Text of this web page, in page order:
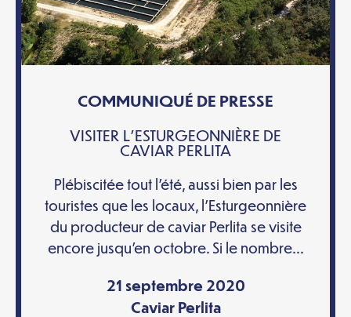
COMMUNIQUÉ DE PRESSE
VISITER L’ESTURGEONNIÈRE DE
CAVIAR PERLITA
Plébiscitée tout l’été, aussi bien par les
touristes que les locaux, l’Esturgeonnière
du producteur de caviar Perlita se visite
encore jusqu’en octobre. Si le nombre...
21 septembre 2020
Caviar Perlita